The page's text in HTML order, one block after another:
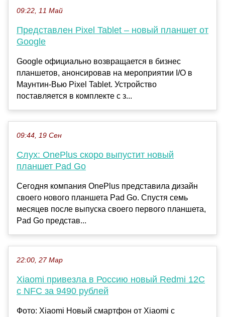
09:22, 11 Май
Представлен Pixel Tablet – новый планшет от
Google
Google официально возвращается в бизнес
планшетов, анонсировав на мероприятии I/O в
Маунтин-Вью Pixel Tablet. Устройство
поставляется в комплекте с з...
09:44, 19 Сен
Слух: OnePlus скоро выпустит новый
планшет Pad Go
Сегодня компания OnePlus представила дизайн
своего нового планшета Pad Go. Спустя семь
месяцев после выпуска своего первого планшета,
Pad Go представ...
22:00, 27 Мар
Xiaomi привезла в Россию новый Redmi 12C
с NFC за 9490 рублей
Фото: Xiaomi Новый смартфон от Xiaomi с